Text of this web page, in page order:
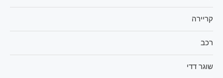
קריירה
רכב
שוגר דדי